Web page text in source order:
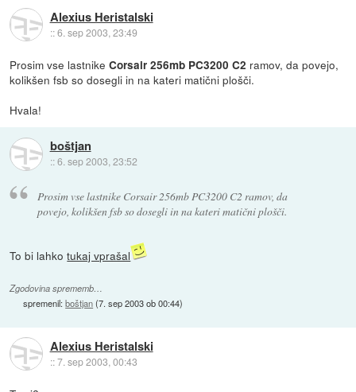
Alexius Heristalski
::6. sep 2003, 23:49
Prosim vse lastnikeCorsair 256mb PC3200 C2 ramov, da povejo,
kolikšen fsb so dosegli in na kateri matični plošči.
Hvala!
boštjan
::6. sep 2003, 23:52
Prosim vse lastnike Corsair 256mb PC3200 C2 ramov, da
povejo, kolikšen fsb so dosegli in na kateri matični plošči.
To bi lahkotukaj vprašal
Zgodovina sprememb…
spremenil:boštjan(7. sep 2003 ob 00:44)
Alexius Heristalski
::7. sep 2003, 00:43